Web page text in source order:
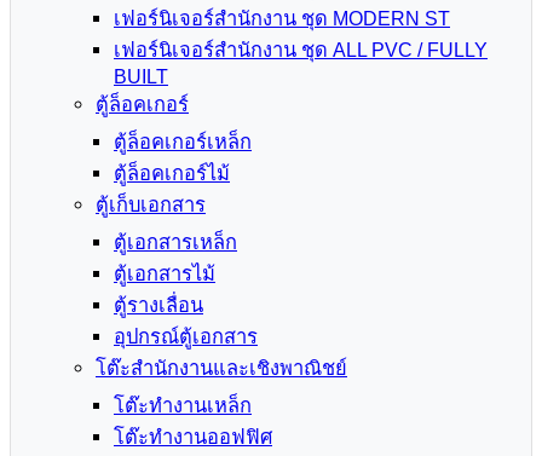
เฟอร์นิเจอร์สำนักงาน ชุด MODERN ST
เฟอร์นิเจอร์สำนักงาน ชุด ALL PVC / FULLY
BUILT
ตู้ล็อคเกอร์
ตู้ล็อคเกอร์เหล็ก
ตู้ล็อคเกอร์ไม้
ตู้เก็บเอกสาร
ตู้เอกสารเหล็ก
ตู้เอกสารไม้
ตู้รางเลื่อน
อุปกรณ์ตู้เอกสาร
โต๊ะสำนักงานและเชิงพาณิชย์
โต๊ะทำงานเหล็ก
โต๊ะทำงานออฟฟิศ